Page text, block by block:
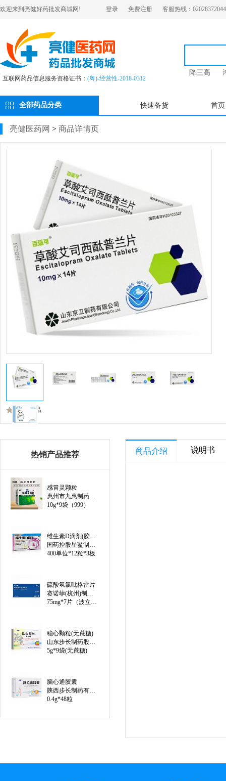
欢迎来到亮健好药批发商城网! 登录 免费注册 客服热线：02028372044
互联网药品信息服务资格证书： (粤)-经营性-2018-0312
降三高
全部药品分类 快速备货 首页
亮健医药网 > 商品详情页
收藏商品
热销产品推荐
感冒灵颗粒
惠州市九惠制药股份有限公司
10g*9袋（999）
维生素D滴剂(胶囊型)（线上）
国药控股星鲨制药(厦门)有限公司
400单位*12粒*3板
硫酸氢氯吡格雷片
赛诺菲(杭州)制药有限公司
75mg*7片（波立维）
稳心颗粒(无蔗糖)
山东步长制药股份有限公司
5g*9袋(无蔗糖)
脑心通胶囊
陕西步长制药有限公司
0.4g*48粒
商品介绍 说明书